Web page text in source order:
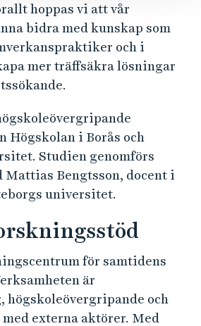
hoppas vi att vår
bidra med kunskap som
och i
mer träffsäkra lösningar
Högskolan i Borås och
Studien genomförs
Mattias Bengtsson, docent i
universitet.
för samtidens
är
högskoleövergripande och
externa aktörer. Med